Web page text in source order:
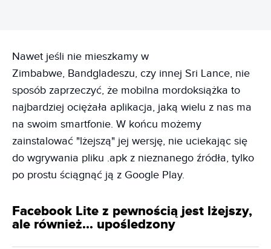
Nawet jeśli nie mieszkamy w
Zimbabwe, Bandgladeszu, czy innej Sri Lance, nie
sposób zaprzeczyć, że mobilna mordoksiążka to
najbardziej ociężała aplikacja, jaką wielu z nas ma
na swoim smartfonie. W końcu możemy
zainstalować "lżejszą" jej wersję, nie uciekając się
do wgrywania pliku .apk z nieznanego źródła, tylko
po prostu ściągnąć ją z Google Play.
Facebook Lite z pewnością jest lżejszy,
ale również... upośledzony